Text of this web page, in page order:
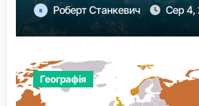
Роберт Станкевич Сер 4,
Географія